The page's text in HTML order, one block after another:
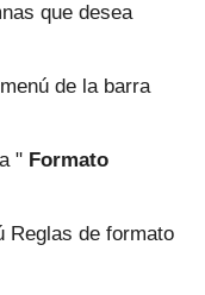
que desea
de la barra
" Formato
Reglas de formato